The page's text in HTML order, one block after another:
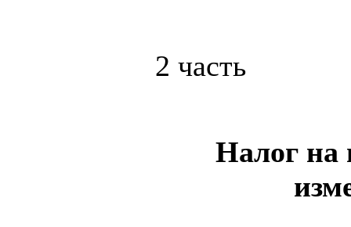
2 часть
Налог на